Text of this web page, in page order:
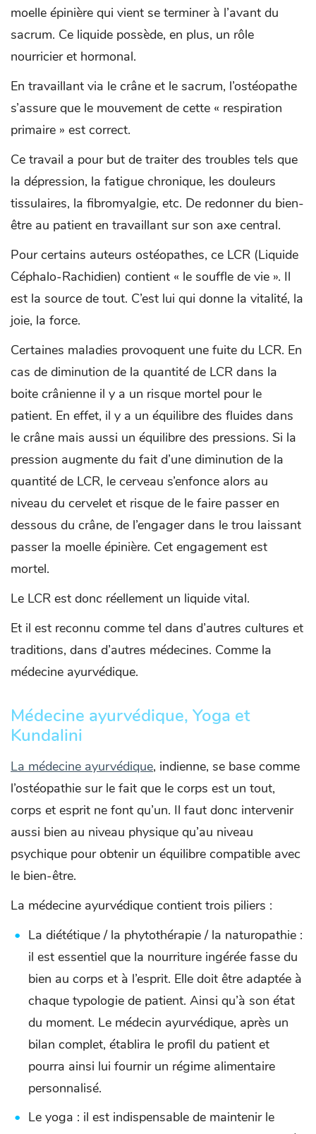
moelle épinière qui vient se terminer à l’avant du
sacrum. Ce liquide possède, en plus, un rôle
nourricier et hormonal.
En travaillant via le crâne et le sacrum, l’ostéopathe
s’assure que le mouvement de cette « respiration
primaire » est correct.
Ce travail a pour but de traiter des troubles tels que
la dépression, la fatigue chronique, les douleurs
tissulaires, la fibromyalgie, etc. De redonner du bien-
être au patient en travaillant sur son axe central.
Pour certains auteurs ostéopathes, ce LCR (Liquide
Céphalo-Rachidien) contient « le souffle de vie ». Il
est la source de tout. C’est lui qui donne la vitalité, la
joie, la force.
Certaines maladies provoquent une fuite du LCR. En
cas de diminution de la quantité de LCR dans la
boite crânienne il y a un risque mortel pour le
patient. En effet, il y a un équilibre des fluides dans
le crâne mais aussi un équilibre des pressions. Si la
pression augmente du fait d’une diminution de la
quantité de LCR, le cerveau s’enfonce alors au
niveau du cervelet et risque de le faire passer en
dessous du crâne, de l’engager dans le trou laissant
passer la moelle épinière. Cet engagement est
mortel.
Le LCR est donc réellement un liquide vital.
Et il est reconnu comme tel dans d’autres cultures et
traditions, dans d’autres médecines. Comme la
médecine ayurvédique.
Médecine ayurvédique, Yoga et
Kundalini
La médecine ayurvédique, indienne, se base comme
l’ostéopathie sur le fait que le corps est un tout,
corps et esprit ne font qu’un. Il faut donc intervenir
aussi bien au niveau physique qu’au niveau
psychique pour obtenir un équilibre compatible avec
le bien-être.
La médecine ayurvédique contient trois piliers :
La diététique / la phytothérapie / la naturopathie :
il est essentiel que la nourriture ingérée fasse du
bien au corps et à l’esprit. Elle doit être adaptée à
chaque typologie de patient. Ainsi qu’à son état
du moment. Le médecin ayurvédique, après un
bilan complet, établira le profil du patient et
pourra ainsi lui fournir un régime alimentaire
personnalisé.
Le yoga : il est indispensable de maintenir le